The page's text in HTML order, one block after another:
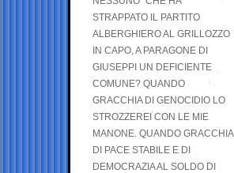
STRAPPATO IL PARTITO
ALBERGHIERO AL GRILLOZZO
IN CAPO, A PARAGONE DI
GIUSEPPI UN DEFICIENTE
COMUNE? QUANDO
GRACCHIA DI GENOCIDIO LO
STROZZEREI CON LE MIE
MANONE. QUANDO GRACCHIA
DI PACE STABILE E DI
DEMOCRAZIA AL SOLDO DI